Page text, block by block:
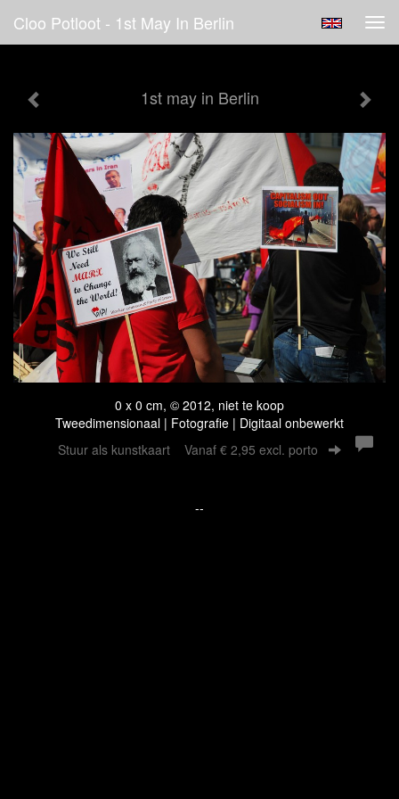
Cloo Potloot - 1st May In Berlin
1st may in Berlin
0 x 0 cm, © 2012, niet te koop
Tweedimensionaal | Fotografie | Digitaal onbewerkt
Stuur als kunstkaart Vanaf € 2,95 excl. porto
--